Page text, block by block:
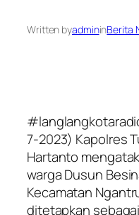
Written byadmininBerita
7-2023) Kapolres
Hartanto
warga Dusun
Kecamatan
ditetapkan